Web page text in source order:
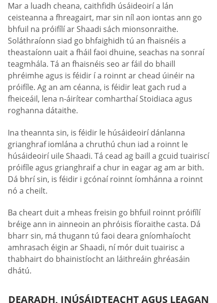
Mar a luadh cheana, caithfidh úsáideoirí a lán
ceisteanna a fhreagairt, mar sin níl aon iontas ann go
bhfuil na próifílí ar Shaadi sách mionsonraithe.
Soláthraíonn siad go bhfaighidh tú an fhaisnéis a
theastaíonn uait a fháil faoi dhuine, seachas na sonraí
teagmhála. Tá an fhaisnéis seo ar fáil do bhaill
phréimhe agus is féidir í a roinnt ar chead úinéir na
próifíle. Ag an am céanna, is féidir leat gach rud a
fheiceáil, lena n-áirítear comharthaí Stoidiaca agus
roghanna dátaithe.
Ina theannta sin, is féidir le húsáideoirí dánlanna
grianghraf iomlána a chruthú chun iad a roinnt le
húsáideoirí uile Shaadi. Tá cead ag baill a gcuid tuairiscí
próifíle agus grianghraif a chur in eagar ag am ar bith.
Dá bhrí sin, is féidir i gcónaí roinnt íomhánna a roinnt
nó a cheilt.
Ba cheart duit a mheas freisin go bhfuil roinnt próifílí
bréige ann in ainneoin an phróisis fíoraithe casta. Dá
bharr sin, má thugann tú faoi deara gníomhaíocht
amhrasach éigin ar Shaadi, ní mór duit tuairisc a
thabhairt do bhainistíocht an láithreáin ghréasáin
dhátú.
DEARADH, INÚSÁIDTEACHT AGUS LEAGAN